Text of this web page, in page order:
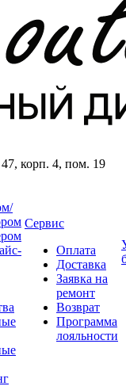
корп. 4, пом. 19
Сервис
Оплата
Доставка
Заявка на
ремонт
Возврат
Программа
лояльности